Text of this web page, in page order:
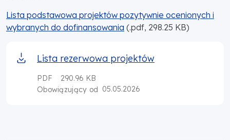
Lista podstawowa projektów pozytywnie ocenionych i
wybranych do dofinansowania (.pdf, 298.25 KB)
Lista rezerwowa projektów
PDF
290.96 KB
Obowiązujący od 05.05.2026